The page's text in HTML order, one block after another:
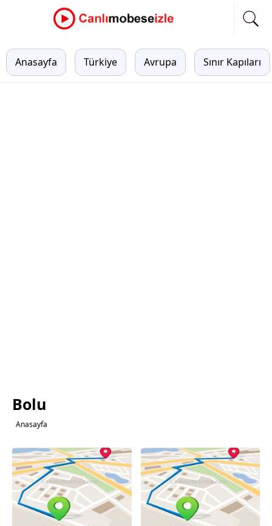
Anasayfa Türkiye Avrupa Sınır Kapıları
Bolu
Anasayfa